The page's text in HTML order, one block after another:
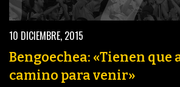
10 DICIEMBRE, 2015
Bengoechea: «Tienen
camino para venir»